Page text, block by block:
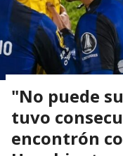
"No puede
tuvo
encontrón